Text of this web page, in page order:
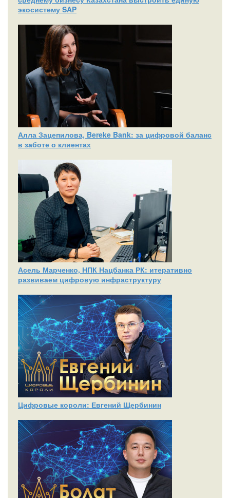
экосистему SAP
Алла Зацепилова, Bereke Bank: за цифровой баланс
в заботе о клиентах
Асель Марченко, НПК Нацбанка РК: итеративно
развиваем цифровую инфраструктуру
Цифровые короли: Евгений Щербинин